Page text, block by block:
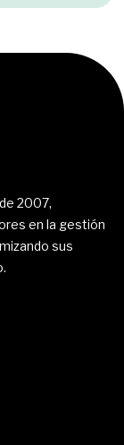
2007,
en la gestión
sus